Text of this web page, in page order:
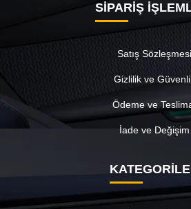
SİPARİŞ
Satış Sözleşmesi
Gizlilik ve
Ödeme ve
İade ve Değişim